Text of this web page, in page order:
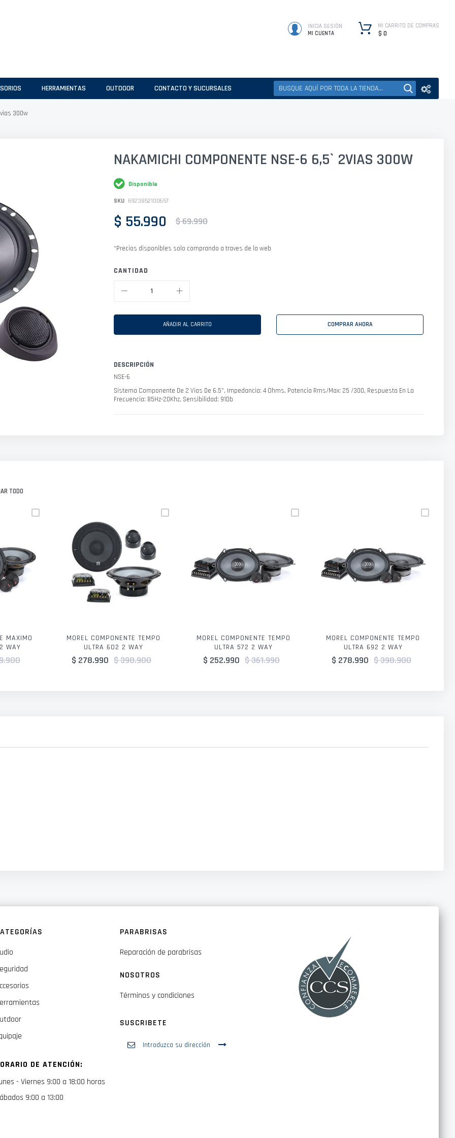
INICIA SESIÓN
MI CUENTA
MI CARRITO DE COMPRAS
$ 0
HERRAMIENTAS OUTDOOR CONTACTO Y SUCURSALES
300w
NAKAMICHI COMPONENTE NSE-6 6,5` 2VIAS 300W
Disponible
SKU 6923852100657
$ 55.990 $ 69.990
*Precios disponibles solo comprando a traves de la web
CANTIDAD
AÑADIR AL CARRITO COMPRAR AHORA
DESCRIPCIÓN
NSE-6
Sistema Componente De 2 Vias De 6.5”, Impedancia: 4 Ohms, Potencia Rms/Max: 25 /300, Respuesta En La
Frecuencia: 85Hz-20Khz, Sensibilidad: 91Db
TODO
MAXIMO
WAY
MOREL COMPONENTE TEMPO
ULTRA 602 2 WAY
$ 278.990 $ 398.900
MOREL COMPONENTE TEMPO
ULTRA 572 2 WAY
$ 252.990 $ 361.990
MOREL COMPONENTE TEMPO
ULTRA 692 2 WAY
$ 278.990 $ 398.900
DE ATENCIÓN:
- Viernes 9:00 a 18:00 horas
9:00 a 13:00
PARABRISAS
Reparación de parabrisas
NOSOTROS
Términos y condiciones
SUSCRIBETE